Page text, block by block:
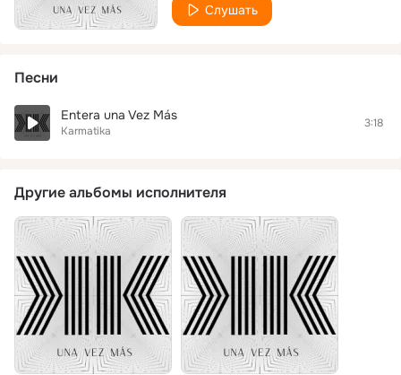
Слушать
Песни
Entera una Vez Más
Karmatika
3:18
Другие альбомы исполнителя